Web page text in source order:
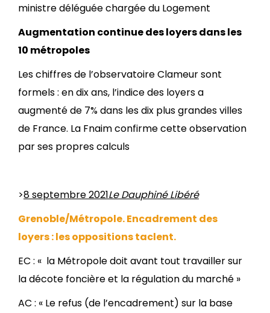
ministre déléguée chargée du Logement
Augmentation continue des loyers dans les
10 métropoles
Les chiffres de l’observatoire Clameur sont
formels : en dix ans, l’indice des loyers a
augmenté de 7% dans les dix plus grandes villes
de France. La Fnaim confirme cette observation
par ses propres calculs
>8 septembre 2021Le Dauphiné Libéré
Grenoble/Métropole. Encadrement des
loyers : les oppositions taclent.
EC : « la Métropole doit avant tout travailler sur
la décote foncière et la régulation du marché »
AC : « Le refus (de l’encadrement) sur la base